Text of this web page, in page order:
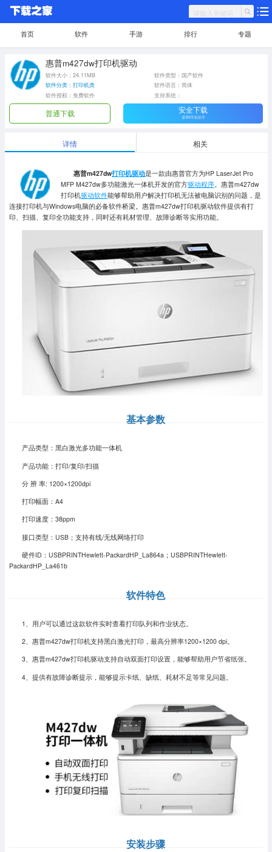
首页 软件 手游 排行 专题
惠普m427dw打印机驱动
软件大小：24.11MB
软件类型：国产软件
软件分类：打印机类
软件语言：简体
软件授权：免费软件
支持系统：
普通下载 安全下载
需360手机助手
详情 相关
惠普m427dw打印机驱动是一款由惠普官方为HP LaserJet Pro
MFP M427dw多功能激光一体机开发的官方驱动程序。惠普m427dw
打印机驱动软件能够帮助用户解决打印机无法被电脑识别的问题，是
连接打印机与Windows电脑的必备软件桥梁。惠普m427dw打印机驱动软件提供有打
印、扫描、复印全功能支持，同时还有耗材管理、故障诊断等实用功能。
基本参数
产品类型：黑白激光多功能一体机
产品功能：打印/复印/扫描
分 辨 率: 1200×1200dpi
打印幅面：A4
打印速度：38ppm
接口类型：USB；支持有线/无线网络打印
硬件ID：USBPRINTHewlett-PackardHP_La864a；USBPRINTHewlett-
PackardHP_La461b
软件特色
1、用户可以通过这款软件实时查看打印队列和作业状态。
2、惠普m427dw打印机支持黑白激光打印，最高分辨率1200×1200 dpi。
3、惠普m427dw打印机驱动支持自动双面打印设置，能够帮助用户节省纸张。
4、提供有故障诊断提示，能够提示卡纸、缺纸、耗材不足等常见问题。
安装步骤